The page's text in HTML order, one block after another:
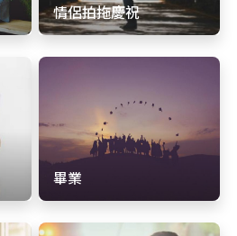
情侶拍拖慶祝
畢業